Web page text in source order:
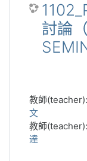
討論
教師(teacher):
文
教師(teacher):
達